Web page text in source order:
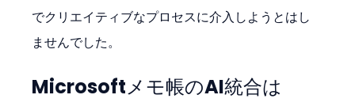
でクリエイティブなプロセスに介入しようとはし
ませんでした。
Microsoftメモ帳のAI統合は